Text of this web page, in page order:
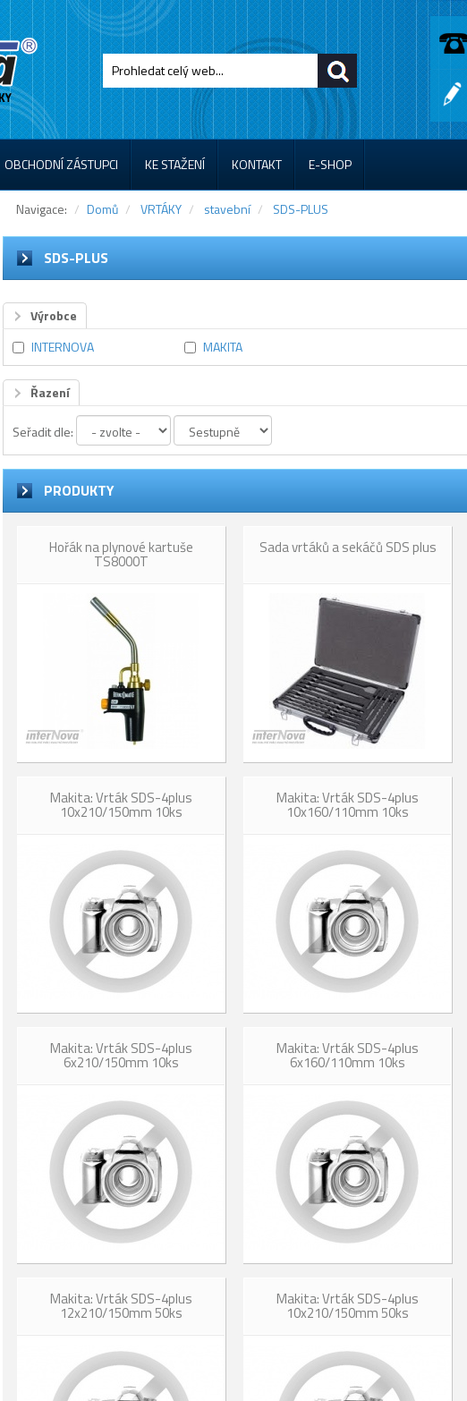
OBCHODNÍ ZÁSTUPCI KE STAŽENÍ KONTAKT E-SHOP
Navigace: Domů VRTÁKY stavební SDS-PLUS
SDS-PLUS
Výrobce
INTERNOVA
MAKITA
Řazení
Seřadit dle:
PRODUKTY
Hořák na plynové kartuše
TS8000T
Sada vrtáků a sekáčů SDS plus
Makita: Vrták SDS-4plus
10x210/150mm 10ks
Makita: Vrták SDS-4plus
10x160/110mm 10ks
Makita: Vrták SDS-4plus
6x210/150mm 10ks
Makita: Vrták SDS-4plus
6x160/110mm 10ks
Makita: Vrták SDS-4plus
12x210/150mm 50ks
Makita: Vrták SDS-4plus
10x210/150mm 50ks